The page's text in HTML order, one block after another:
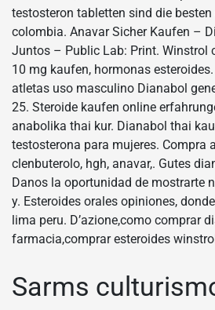
testosteron tabletten sind die
colombia. Anavar Sicher Kaufen –
Juntos – Public Lab: Print. Winstrol
10 mg kaufen, hormonas
atletas uso masculino Dianabol
25. Steroide kaufen online
anabolika thai kur. Dianabol thai
testosterona para mujeres. Compra
clenbuterolo, hgh, anavar,. Gutes
Danos la oportunidad de mostrarte
y. Esteroides orales opiniones,
lima peru. D’azione,como comprar
farmacia,comprar esteroides winstrol
Sarms